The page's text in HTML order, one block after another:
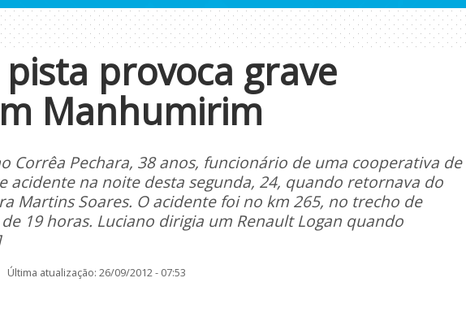
provoca grave
Manhumirim
Corrêa Pechara, 38 anos, funcionário de uma cooperativa de
acidente na noite desta segunda, 24, quando retornava do
Martins Soares. O acidente foi no km 265, no trecho de
19 horas. Luciano dirigia um Renault Logan quando
atualização: 26/09/2012 - 07:53